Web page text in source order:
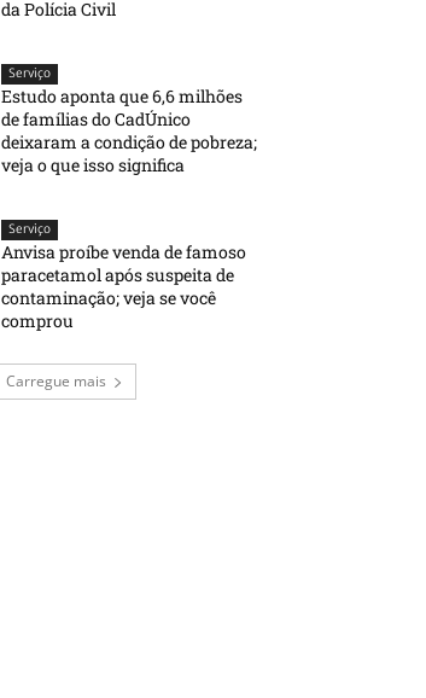
da Polícia Civil
Serviço
Estudo aponta que 6,6 milhões
de famílias do CadÚnico
deixaram a condição de pobreza;
veja o que isso significa
Serviço
Anvisa proíbe venda de famoso
paracetamol após suspeita de
contaminação; veja se você
comprou
Carregue mais